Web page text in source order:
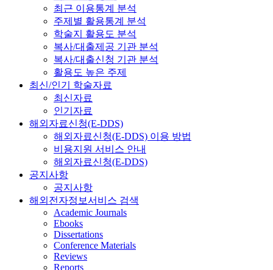
최근 이용통계 분석
주제별 활용통계 분석
학술지 활용도 분석
복사/대출제공 기관 분석
복사/대출신청 기관 분석
활용도 높은 주제
최신/인기 학술자료
최신자료
인기자료
해외자료신청(E-DDS)
해외자료신청(E-DDS) 이용 방법
비용지원 서비스 안내
해외자료신청(E-DDS)
공지사항
공지사항
해외전자정보서비스 검색
Academic Journals
Ebooks
Dissertations
Conference Materials
Reviews
Reports